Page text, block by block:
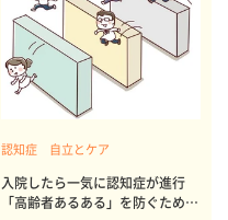
認知症 自立とケア
入院したら一気に認知症が進行
「高齢者あるある」を防ぐために